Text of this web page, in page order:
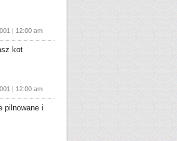
| 12:00 am
kot
| 12:00 am
pilnowane i